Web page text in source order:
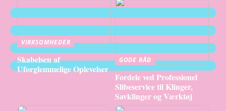
VIRKSOMHEDER
Skabelsen af
Uforglemmelige Oplevelser
GODE RÅD
Fordele ved Professionel
Slibeservice til Klinger,
Savklinger og Værktøj